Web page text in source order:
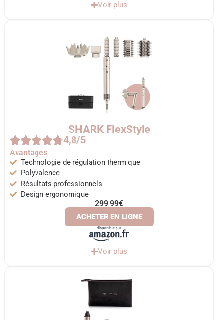
Voir plus
SHARK FlexStyle
4,8/5
Avantages
Technologie de régulation thermique
Polyvalence
Résultats professionnels
Design ergonomique
299,99€
ACHETER EN LIGNE
Voir plus